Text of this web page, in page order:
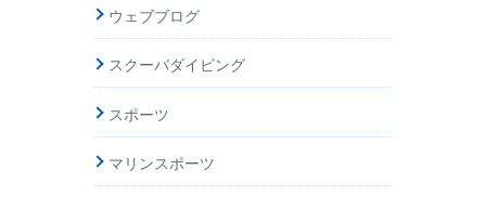
ウェブブログ
スクーバダイビング
スポーツ
マリンスポーツ